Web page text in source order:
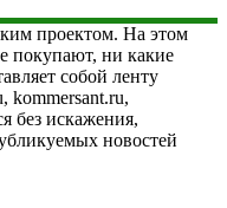
проектом. На этом
покупают, ни какие
собой ленту
kommersant.ru,
без искажения,
новостей